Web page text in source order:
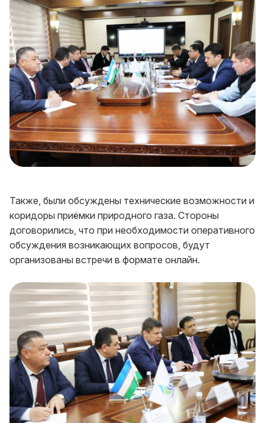
Также, были обсуждены технические возможности и
коридоры приёмки природного газа. Стороны
договорились, что при необходимости оперативного
обсуждения возникающих вопросов, будут
организованы встречи в формате онлайн.